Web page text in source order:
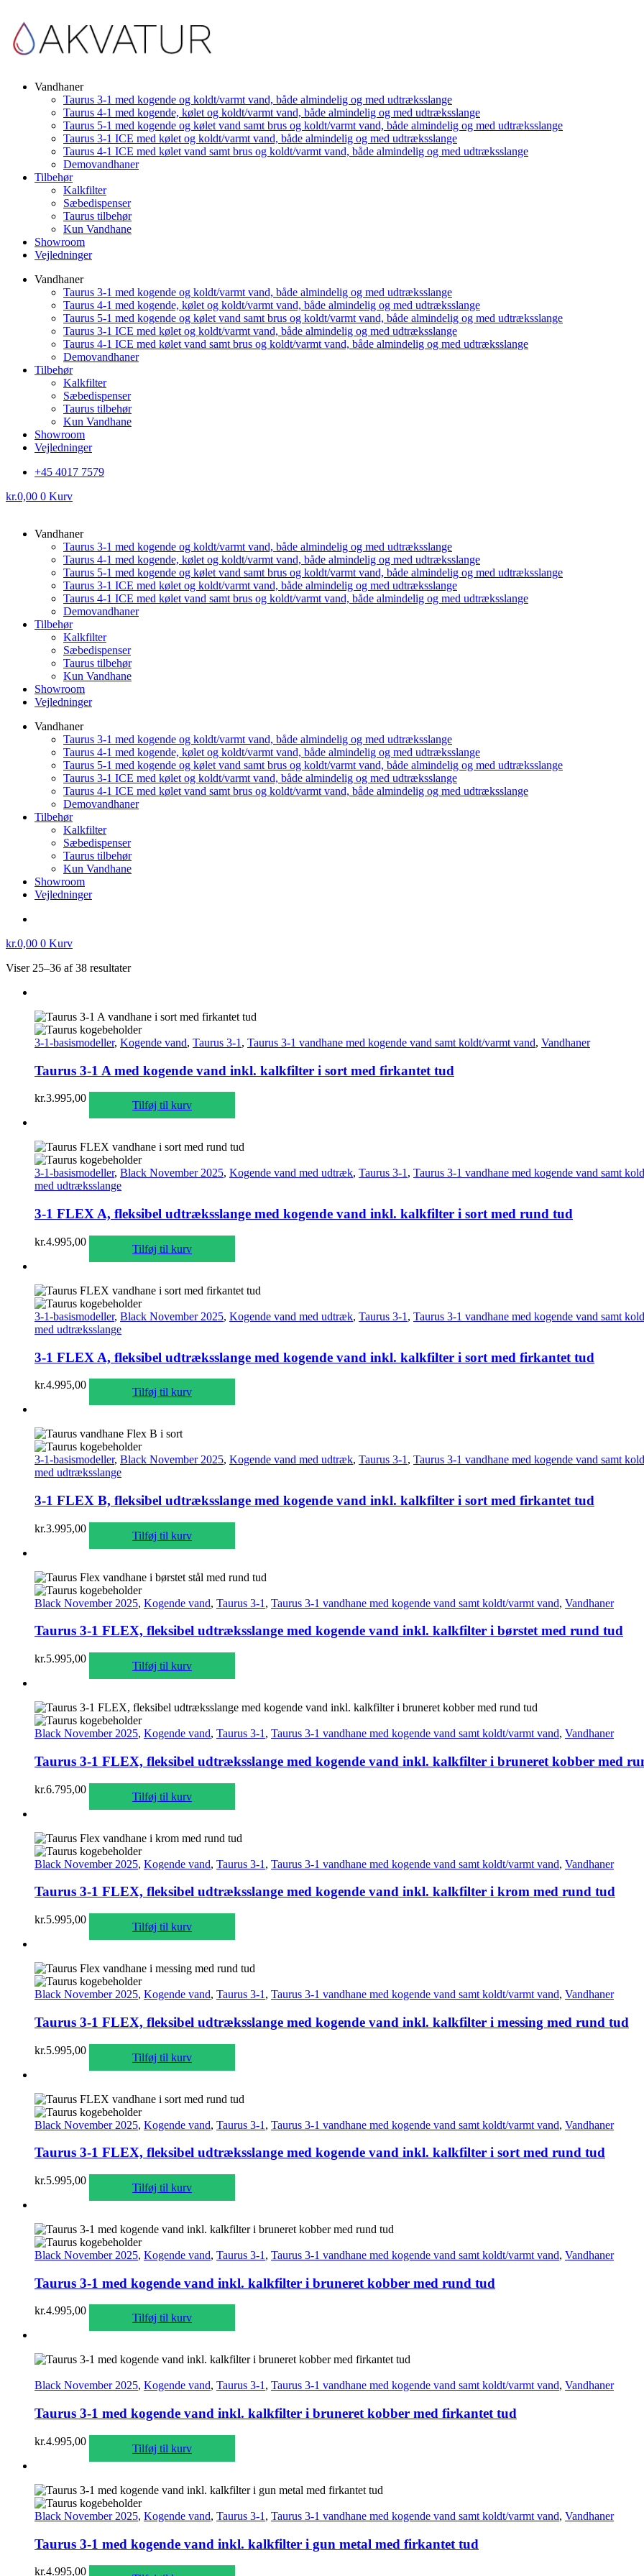
Vandhaner
Taurus 3-1 med kogende og koldt/varmt vand, både almindelig og med udtræksslange
Taurus 4-1 med kogende, kølet og koldt/varmt vand, både almindelig og med udtræksslange
Taurus 5-1 med kogende og kølet vand samt brus og koldt/varmt vand, både almindelig og med udtræksslange
Taurus 3-1 ICE med kølet og koldt/varmt vand, både almindelig og med udtræksslange
Taurus 4-1 ICE med kølet vand samt brus og koldt/varmt vand, både almindelig og med udtræksslange
Demovandhaner
Tilbehør
Kalkfilter
Sæbedispenser
Taurus tilbehør
Kun Vandhane
Showroom
Vejledninger
Vandhaner
Taurus 3-1 med kogende og koldt/varmt vand, både almindelig og med udtræksslange
Taurus 4-1 med kogende, kølet og koldt/varmt vand, både almindelig og med udtræksslange
Taurus 5-1 med kogende og kølet vand samt brus og koldt/varmt vand, både almindelig og med udtræksslange
Taurus 3-1 ICE med kølet og koldt/varmt vand, både almindelig og med udtræksslange
Taurus 4-1 ICE med kølet vand samt brus og koldt/varmt vand, både almindelig og med udtræksslange
Demovandhaner
Tilbehør
Kalkfilter
Sæbedispenser
Taurus tilbehør
Kun Vandhane
Showroom
Vejledninger
+45 4017 7579
kr.0,00 0 Kurv
Vandhaner
Taurus 3-1 med kogende og koldt/varmt vand, både almindelig og med udtræksslange
Taurus 4-1 med kogende, kølet og koldt/varmt vand, både almindelig og med udtræksslange
Taurus 5-1 med kogende og kølet vand samt brus og koldt/varmt vand, både almindelig og med udtræksslange
Taurus 3-1 ICE med kølet og koldt/varmt vand, både almindelig og med udtræksslange
Taurus 4-1 ICE med kølet vand samt brus og koldt/varmt vand, både almindelig og med udtræksslange
Demovandhaner
Tilbehør
Kalkfilter
Sæbedispenser
Taurus tilbehør
Kun Vandhane
Showroom
Vejledninger
Vandhaner
Taurus 3-1 med kogende og koldt/varmt vand, både almindelig og med udtræksslange
Taurus 4-1 med kogende, kølet og koldt/varmt vand, både almindelig og med udtræksslange
Taurus 5-1 med kogende og kølet vand samt brus og koldt/varmt vand, både almindelig og med udtræksslange
Taurus 3-1 ICE med kølet og koldt/varmt vand, både almindelig og med udtræksslange
Taurus 4-1 ICE med kølet vand samt brus og koldt/varmt vand, både almindelig og med udtræksslange
Demovandhaner
Tilbehør
Kalkfilter
Sæbedispenser
Taurus tilbehør
Kun Vandhane
Showroom
Vejledninger
kr.0,00 0 Kurv
Viser 25–36 af 38 resultater
3-1-basismodeller, Kogende vand, Taurus 3-1 , Taurus 3-1 vandhane med kogende vand samt koldt/varmt vand, Vandhaner
Taurus 3-1 A med kogende vand inkl. kalkfilter i sort med firkantet tud
kr.3.995,00
Tilføj til kurv
3-1-basismodeller, Black November 2025, Kogende vand med udtræk, Taurus 3-1, Taurus 3-1 vandhane med kogende vand samt
med udtræksslange
3-1 FLEX A, fleksibel udtræksslange med kogende vand inkl. kalkfilter i sort med rund tud
kr.4.995,00
Tilføj til kurv
3-1-basismodeller, Black November 2025, Kogende vand med udtræk, Taurus 3-1 , Taurus 3-1 vandhane med kogende vand samt
med udtræksslange
3-1 FLEX A, fleksibel udtræksslange med kogende vand inkl. kalkfilter i sort med firkantet tud
kr.4.995,00
Tilføj til kurv
3-1-basismodeller, Black November 2025, Kogende vand med udtræk, Taurus 3-1 , Taurus 3-1 vandhane med kogende vand samt
med udtræksslange
3-1 FLEX B, fleksibel udtræksslange med kogende vand inkl. kalkfilter i sort med firkantet tud
kr.3.995,00
Tilføj til kurv
Black November 2025, Kogende vand, Taurus 3-1 , Taurus 3-1 vandhane med kogende vand samt koldt/varmt vand, Vandhaner
Taurus 3-1 FLEX, fleksibel udtræksslange med kogende vand inkl. kalkfilter i børstet med rund tud
kr.5.995,00
Tilføj til kurv
Black November 2025, Kogende vand, Taurus 3-1 , Taurus 3-1 vandhane med kogende vand samt koldt/varmt vand, Vandhaner
Taurus 3-1 FLEX, fleksibel udtræksslange med kogende vand inkl. kalkfilter i bruneret kobber med
kr.6.795,00
Tilføj til kurv
Black November 2025, Kogende vand, Taurus 3-1 , Taurus 3-1 vandhane med kogende vand samt koldt/varmt vand, Vandhaner
Taurus 3-1 FLEX, fleksibel udtræksslange med kogende vand inkl. kalkfilter i krom med rund tud
kr.5.995,00
Tilføj til kurv
Black November 2025, Kogende vand, Taurus 3-1 , Taurus 3-1 vandhane med kogende vand samt koldt/varmt vand, Vandhaner
Taurus 3-1 FLEX, fleksibel udtræksslange med kogende vand inkl. kalkfilter i messing med rund tud
kr.5.995,00
Tilføj til kurv
Black November 2025, Kogende vand, Taurus 3-1 , Taurus 3-1 vandhane med kogende vand samt koldt/varmt vand, Vandhaner
Taurus 3-1 FLEX, fleksibel udtræksslange med kogende vand inkl. kalkfilter i sort med rund tud
kr.5.995,00
Tilføj til kurv
Black November 2025, Kogende vand, Taurus 3-1 , Taurus 3-1 vandhane med kogende vand samt koldt/varmt vand, Vandhaner
Taurus 3-1 med kogende vand inkl. kalkfilter i bruneret kobber med rund tud
kr.4.995,00
Tilføj til kurv
Black November 2025, Kogende vand, Taurus 3-1 , Taurus 3-1 vandhane med kogende vand samt koldt/varmt vand, Vandhaner
Taurus 3-1 med kogende vand inkl. kalkfilter i bruneret kobber med firkantet tud
kr.4.995,00
Tilføj til kurv
Black November 2025, Kogende vand, Taurus 3-1 , Taurus 3-1 vandhane med kogende vand samt koldt/varmt vand, Vandhaner
Taurus 3-1 med kogende vand inkl. kalkfilter i gun metal med firkantet tud
kr.4.995,00